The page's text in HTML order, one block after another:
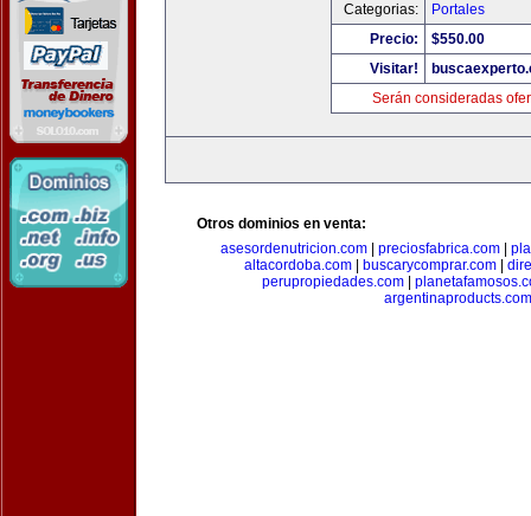
Categorias:
Portales
Precio:
$550.00
Visitar!
Serán consideradas
Otros dominios en venta:
asesordenutricion.com
preciosfabrica.com
altacordoba.com
buscarycomprar.com
perupropiedades.com
argentinaproducts.com